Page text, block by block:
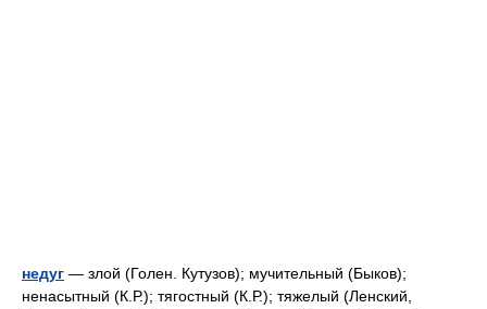
недуг — злой (Голен. Кутузов); мучительный (Быков);
ненасытный (К.Р.); тягостный (К.Р.); тяжелый (Ленский,